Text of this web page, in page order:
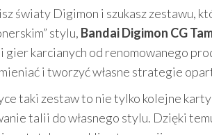
światy Digimon i szukasz zestawu,
stylu, Bandai Digimon CG
gier karcianych od renomowanego
i tworzyć własne strategie
taki zestaw to nie tylko kolejne
talii do własnego stylu. Dzięki